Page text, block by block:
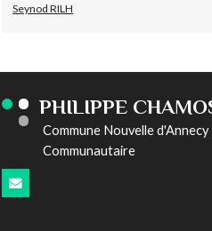
Seynod RILH
PHILIPPE
Commune Nouvelle
Communautaire